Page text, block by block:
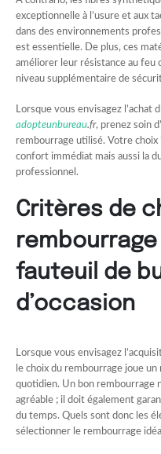
exceptionnelle à l’usure et aux
dans des environnements
est essentielle. De plus, ces
améliorer leur résistance au feu
niveau supplémentaire de
Lorsque vous envisagez l’achat
adopteunbureau.fr, prenez soin
rembourrage utilisé. Votre
confort immédiat mais aussi la
professionnel.
Critères de
fauteuil de
d’occasion
Lorsque vous envisagez
le choix du rembourrage joue
quotidien. Un bon rembourrage
agréable ; il doit également
du temps. Quels sont donc les
sélectionner le rembourrage